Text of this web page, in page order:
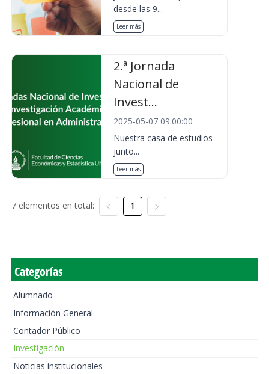
desde las 9...
Leer más
2.ª Jornada
Nacional de
Invest...
2025-05-07 09:00:00
Nuestra casa de estudios
junto...
Leer más
7 elementos en total: 1
Categorías
Alumnado
Información General
Contador Público
Investigación
Noticias institucionales